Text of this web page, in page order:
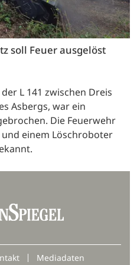
soll Feuer ausgelöst
L 141 zwischen Dreis
Asbergs, war ein
Die Feuerwehr
einem Löschroboter
Mediadaten